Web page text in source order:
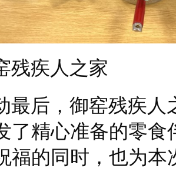
残疾人之家
最后，御窑残疾人
了精心准备的零食
福的同时，也为本